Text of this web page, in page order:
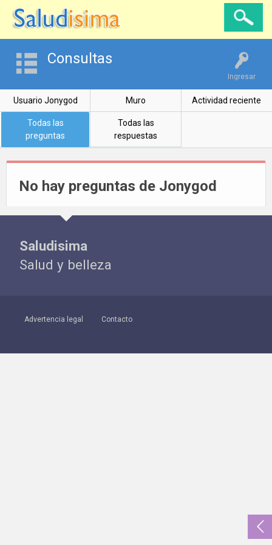
Ingresar
Consultas
Usuario Jonygod Muro Actividad reciente
Todas las
preguntas
Todas las
respuestas
No hay preguntas de Jonygod
Saludisima
Salud y belleza
Advertencia legal Contacto